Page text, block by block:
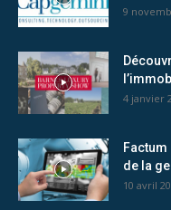
9
4 janvier
de la
10 avril